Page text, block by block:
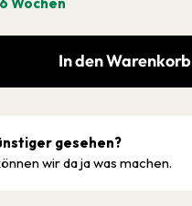
In den Warenkorb
gesehen?
wir da ja was machen.